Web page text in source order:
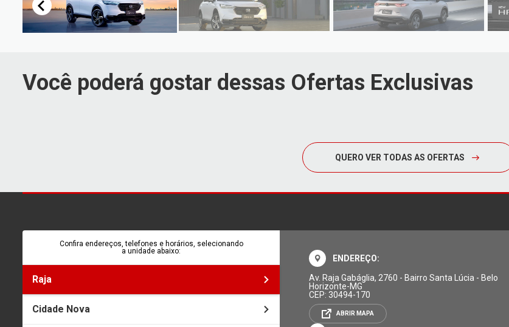
Você poderá gostar dessas Ofertas Exclusivas
QUERO VER TODAS AS OFERTAS
Confira endereços, telefones e horários, selecionando
a unidade abaixo:
Raja
Cidade Nova
ENDEREÇO:
Av. Raja Gabáglia, 2760 - Bairro Santa Lúcia - Belo
Horizonte-MG
CEP: 30494-170
ABRIR MAPA